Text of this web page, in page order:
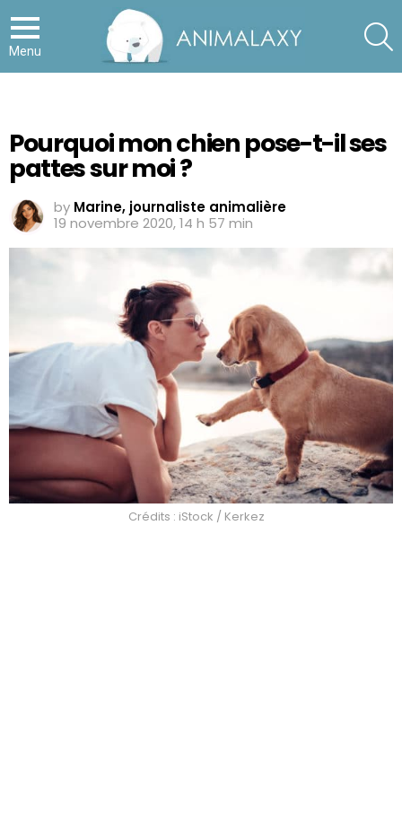
Menu
Pourquoi mon chien pose-t-il ses
pattes sur moi ?
by Marine, journaliste animalière
19 novembre 2020, 14 h 57 min
Crédits : iStock / Kerkez